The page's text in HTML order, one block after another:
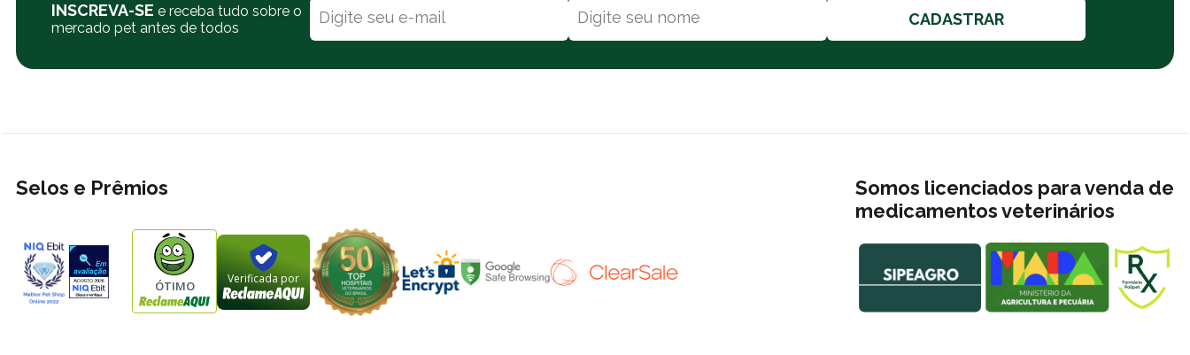
INSCREVA-SE e receba tudo sobre o
mercado pet antes de todos
CADASTRAR
Selos e Prêmios
ÓTIMO Verificada por
Somos licenciados para venda de
medicamentos veterinários